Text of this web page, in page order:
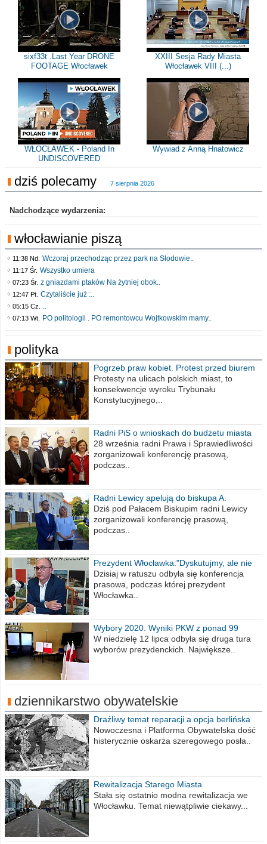
sixf33t .Last Year DRONE
FOOTAGE Włocławek
XXIII Sesja Rady Miasta
Włocławek VIII (...)
WŁOCŁAWEK - Poland In
UNDISCOVERED
Wywiad z Anną Hnatowicz
dziś polecamy 7 sierpnia 2026
Nadchodzące wydarzenia:
włocławianie piszą
11:38 Nd. Wczoraj przechodząc przez park na Słodowie..
11:17 Śr. Wszystko umiera
07:23 Śr. z gniazdami ptaków Na żytniej obok..
12:47 Pt. Czytaliście już :..
05:15 Cz. ..
07:13 Wt. PO politologii . PO remontowcu Wojtkowskim mamy..
polityka
Pogrzeb praw kobiet. Protest przed biurem
poselskim PiS
Protesty na ulicach polskich miast, to
konsekwencje wyroku Trybunału
Konstytucyjnego,..
Radni PiS o wnioskach do budżetu miasta
na 2021 rok
28 września radni Prawa i Sprawiedliwości
zorganizowali konferencję prasową,
podczas..
Radni Lewicy apelują do biskupa A.
Wiesława Meringa
Dziś pod Pałacem Biskupim radni Lewicy
zorganizowali konferencję prasową,
podczas..
Prezydent Włocławka:"Dyskutujmy, ale nie
obrażajmy się”
Dzisiaj w ratuszu odbyła się konferencja
prasowa, podczas której prezydent
Włocławka..
Wybory 2020. Wyniki PKW z ponad 99
procent obwodów
W niedzielę 12 lipca odbyła się druga tura
wyborów prezydenckich. Największe..
dziennikarstwo obywatelskie
Drażliwy temat reparacji a opcja berlińska
Nowoczesna i Platforma Obywatelska dość
histerycznie oskarża szeregowego posła..
Rewitalizacja Starego Miasta
Stała się ostatnio modna rewitalizacja we
Włocławku. Temat niewątpliwie ciekawy...